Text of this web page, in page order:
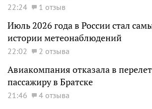
22:24 1 отзыв
Июль 2026 года в России стал
истории метеонаблюдений
22:02 2 отзыва
Авиакомпания отказала в
пассажиру в Братске
21:46
4 отзыва